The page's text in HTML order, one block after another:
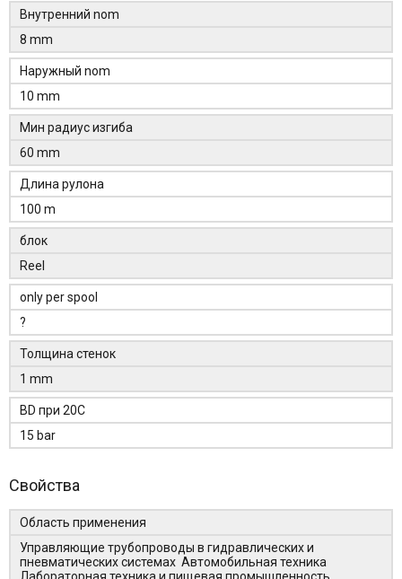
Внутренний nom
8 mm
Наружный nom
10 mm
Мин радиус изгиба
60 mm
Длина рулона
100 m
блок
Reel
only per spool
?
Толщина стенок
1 mm
BD при 20C
15 bar
Свойства
Область применения
Управляющие трубопроводы в гидравлических и
пневматических системах Автомобильная техника
Лабораторная техника и пищевая промышленность